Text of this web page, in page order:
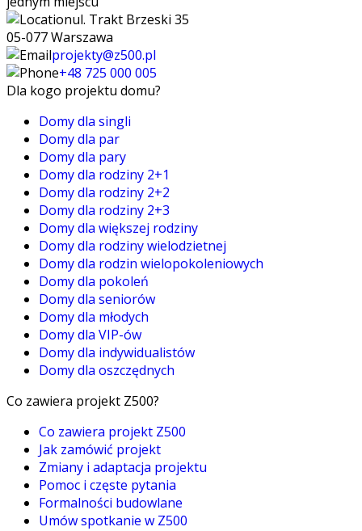
ul. Trakt Brzeski 35
05-077 Warszawa
projekty@z500.pl
+48 725 000 005
Dla kogo projektu domu?
Domy dla singli
Domy dla par
Domy dla pary
Domy dla rodziny 2+1
Domy dla rodziny 2+2
Domy dla rodziny 2+3
Domy dla większej rodziny
Domy dla rodziny wielodzietnej
Domy dla rodzin wielopokoleniowych
Domy dla pokoleń
Domy dla seniorów
Domy dla młodych
Domy dla VIP-ów
Domy dla indywidualistów
Domy dla oszczędnych
Co zawiera projekt Z500?
Co zawiera projekt Z500
Jak zamówić projekt
Zmiany i adaptacja projektu
Pomoc i częste pytania
Formalności budowlane
Umów spotkanie w Z500